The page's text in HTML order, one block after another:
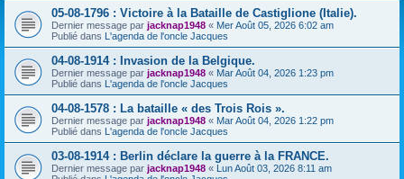
05-08-1796 : Victoire à la Bataille de Castiglione (Italie).
Dernier message par jacknap1948 « Mer Août 05, 2026 6:02 am
Publié dans L'agenda de l'oncle Jacques
04-08-1914 : Invasion de la Belgique.
Dernier message par jacknap1948 « Mar Août 04, 2026 1:23 pm
Publié dans L'agenda de l'oncle Jacques
04-08-1578 : La bataille « des Trois Rois ».
Dernier message par jacknap1948 « Mar Août 04, 2026 1:22 pm
Publié dans L'agenda de l'oncle Jacques
03-08-1914 : Berlin déclare la guerre à la FRANCE.
Dernier message par jacknap1948 « Lun Août 03, 2026 8:11 am